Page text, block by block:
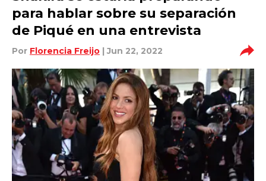
para hablar sobre su separación
de Piqué en una entrevista
Por Florencia Freijo | Jun 22, 2022